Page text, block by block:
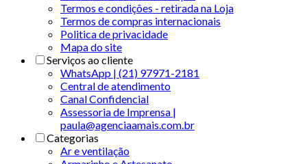
Termos e condições - retirada na Loja
Termos de compras internacionais
Politica de privacidade
Mapa do site
Serviços ao cliente
WhatsApp | (21) 97971-2181
Central de atendimento
Canal Confidencial
Assessoria de Imprensa |
paula@agenciaamais.com.br
Categorias
Ar e ventilação